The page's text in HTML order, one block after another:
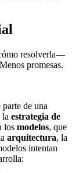
resolverla—
promesas.
de una
la estrategia de
los modelos, que
arquitectura, la
intentan